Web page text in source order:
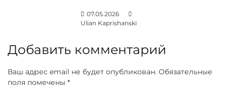
07.05.2026
Ulian Kaprishanski
Добавить комментарий
Ваш адрес email не будет опубликован. Обязательные
поля помечены *